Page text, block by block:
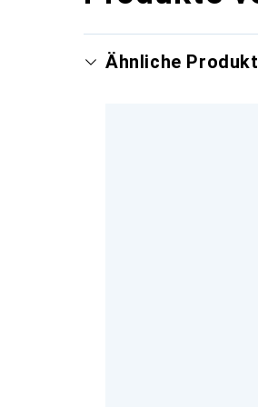
Ähnliche